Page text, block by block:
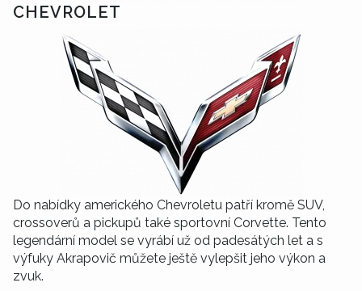
CHEVROLET
Do nabídky amerického Chevroletu patří kromě SUV,
crossoverů a pickupů také sportovní Corvette. Tento
legendární model se vyrábí už od padesátých let a s
výfuky Akrapovič můžete ještě vylepšit jeho výkon a
zvuk.